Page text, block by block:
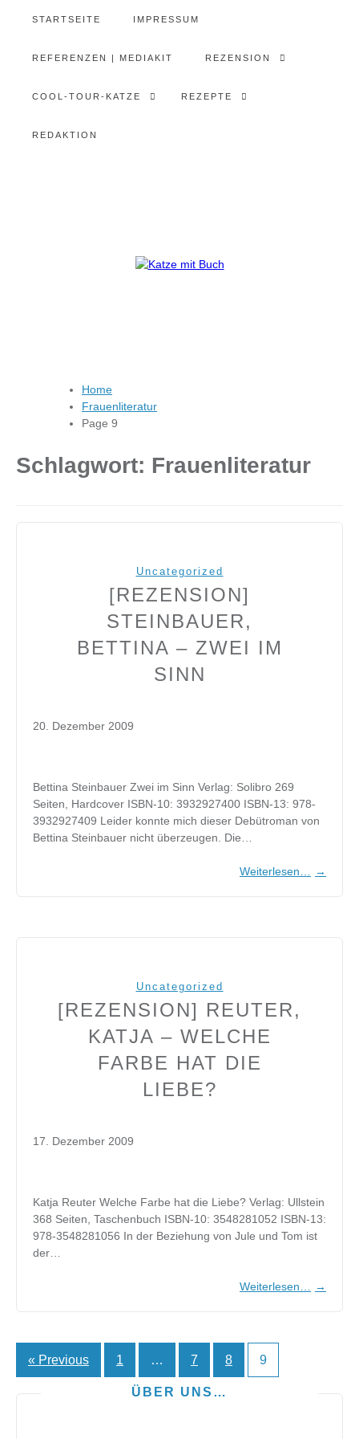
STARTSEITE IMPRESSUM
REFERENZEN | MEDIAKIT REZENSION
COOL-TOUR-KATZE REZEPTE
REDAKTION
Home
Frauenliteratur
Page 9
Schlagwort: Frauenliteratur
Uncategorized
[REZENSION]
STEINBAUER,
BETTINA – ZWEI IM
SINN
20. Dezember 2009
Bettina Steinbauer Zwei im Sinn Verlag: Solibro 269
Seiten, Hardcover ISBN-10: 3932927400 ISBN-13: 978-
3932927409 Leider konnte mich dieser Debütroman von
Bettina Steinbauer nicht überzeugen. Die…
Weiterlesen… →
Uncategorized
[REZENSION] REUTER,
KATJA – WELCHE
FARBE HAT DIE
LIEBE?
17. Dezember 2009
Katja Reuter Welche Farbe hat die Liebe? Verlag: Ullstein
368 Seiten, Taschenbuch ISBN-10: 3548281052 ISBN-13:
978-3548281056 In der Beziehung von Jule und Tom ist
der…
Weiterlesen… →
Seitennummerierung
« Previous 1 … 7 8 9
ÜBER UNS…